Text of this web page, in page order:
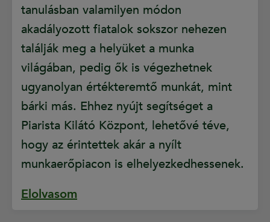
tanulásban valamilyen módon
akadályozott fiatalok sokszor nehezen
találják meg a helyüket a munka
világában, pedig ők is végezhetnek
ugyanolyan értékteremtő munkát, mint
bárki más. Ehhez nyújt segítséget a
Piarista Kilátó Központ, lehetővé téve,
hogy az érintettek akár a nyílt
munkaerőpiacon is elhelyezkedhessenek.
Elolvasom